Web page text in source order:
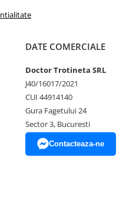
DATE COMERCIALE
Doctor Trotineta SRL
J40/16017/2021
CUI 44914140
Gura Fagetului 24
Sector 3, Bucuresti
Contacteaza-ne